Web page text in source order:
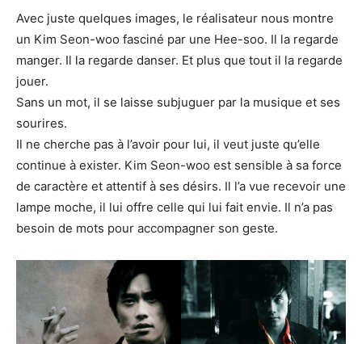
Avec juste quelques images, le réalisateur nous montre
un Kim Seon-woo fasciné par une Hee-soo. Il la regarde
manger. Il la regarde danser. Et plus que tout il la regarde
jouer.
Sans un mot, il se laisse subjuguer par la musique et ses
sourires.
Il ne cherche pas à l’avoir pour lui, il veut juste qu’elle
continue à exister. Kim Seon-woo est sensible à sa force
de caractère et attentif à ses désirs. Il l’a vue recevoir une
lampe moche, il lui offre celle qui lui fait envie. Il n’a pas
besoin de mots pour accompagner son geste.